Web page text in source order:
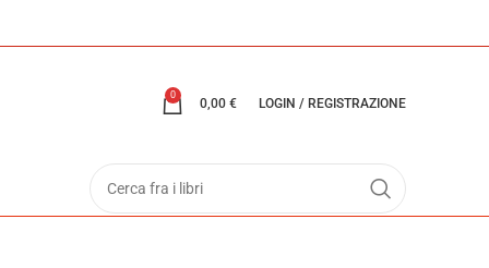
0
0,00 € LOGIN / REGISTRAZIONE